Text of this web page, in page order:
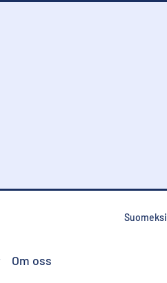
Suomeksi
Om oss